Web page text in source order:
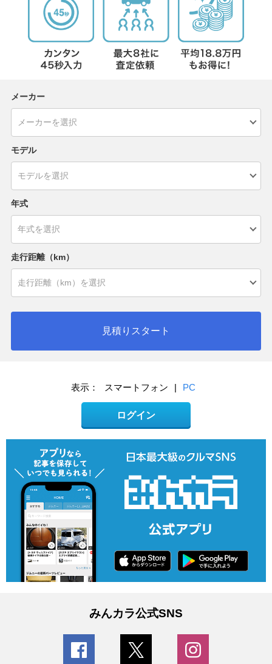
メーカー
モデル
年式
走行距離（km）
見積りスタート
表示： スマートフォン | PC
ログイン
みんカラ公式SNS